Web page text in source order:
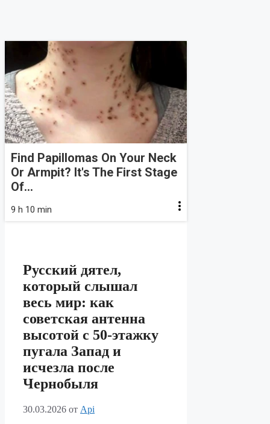
Find Papillomas On Your Neck
Or Armpit? It's The First Stage
Of...
9 h 10 min
Русский дятел,
который слышал
весь мир: как
советская антенна
высотой с 50-этажку
пугала Запад и
исчезла после
Чернобыля
30.03.2026 от Api